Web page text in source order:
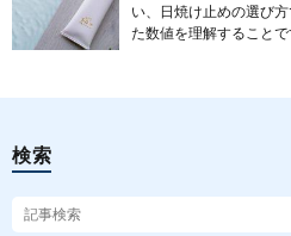
い、日焼け止めの選び
た数値を理解すること
検索